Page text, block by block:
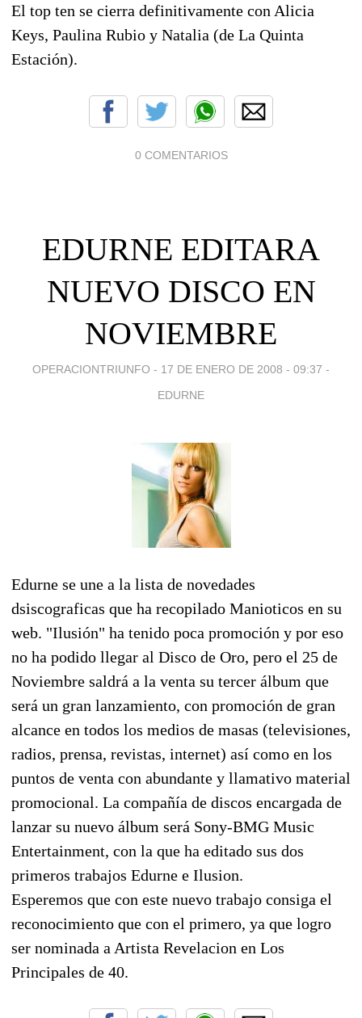
El top ten se cierra definitivamente con Alicia
Keys, Paulina Rubio y Natalia (de La Quinta
Estación).
0 COMENTARIOS
EDURNE EDITARA
NUEVO DISCO EN
NOVIEMBRE
OPERACIONTRIUNFO - 17 DE ENERO DE 2008 - 09:37 -
EDURNE
Edurne se une a la lista de novedades
dsiscograficas que ha recopilado Manioticos en su
web. "Ilusión" ha tenido poca promoción y por eso
no ha podido llegar al Disco de Oro, pero el 25 de
Noviembre saldrá a la venta su tercer álbum que
será un gran lanzamiento, con promoción de gran
alcance en todos los medios de masas (televisiones,
radios, prensa, revistas, internet) así como en los
puntos de venta con abundante y llamativo material
promocional. La compañía de discos encargada de
lanzar su nuevo álbum será Sony-BMG Music
Entertainment, con la que ha editado sus dos
primeros trabajos Edurne e Ilusion.
Esperemos que con este nuevo trabajo consiga el
reconocimiento que con el primero, ya que logro
ser nominada a Artista Revelacion en Los
Principales de 40.